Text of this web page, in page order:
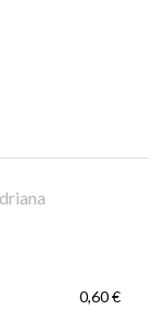
0,60 €